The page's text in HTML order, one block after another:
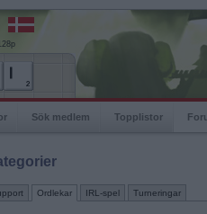
Sök medlem Topplistor
Ordlekar IRL-spel Turneringar